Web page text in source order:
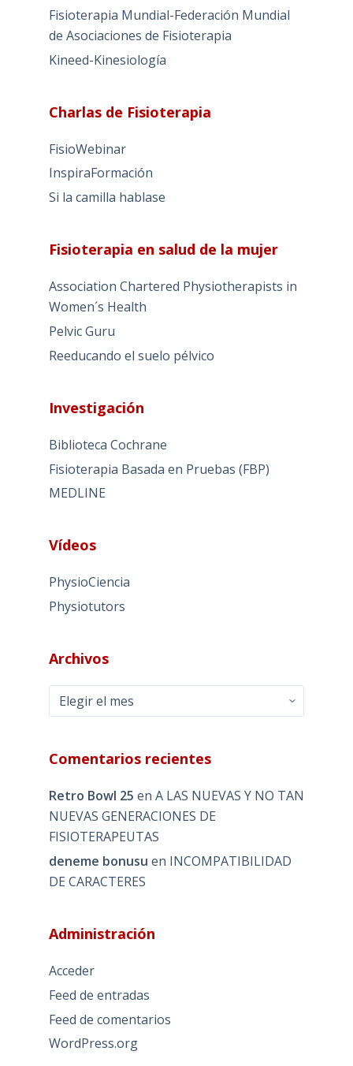
Fisioterapia Mundial-Federación Mundial
de Asociaciones de Fisioterapia
Kineed-Kinesiología
Charlas de Fisioterapia
FisioWebinar
InspiraFormación
Si la camilla hablase
Fisioterapia en salud de la mujer
Association Chartered Physiotherapists in
Women´s Health
Pelvic Guru
Reeducando el suelo pélvico
Investigación
Biblioteca Cochrane
Fisioterapia Basada en Pruebas (FBP)
MEDLINE
Vídeos
PhysioCiencia
Physiotutors
Archivos
Archivos
Comentarios recientes
Retro Bowl 25 en A LAS NUEVAS Y NO TAN
NUEVAS GENERACIONES DE
FISIOTERAPEUTAS
deneme bonusu en INCOMPATIBILIDAD
DE CARACTERES
Administración
Acceder
Feed de entradas
Feed de comentarios
WordPress.org